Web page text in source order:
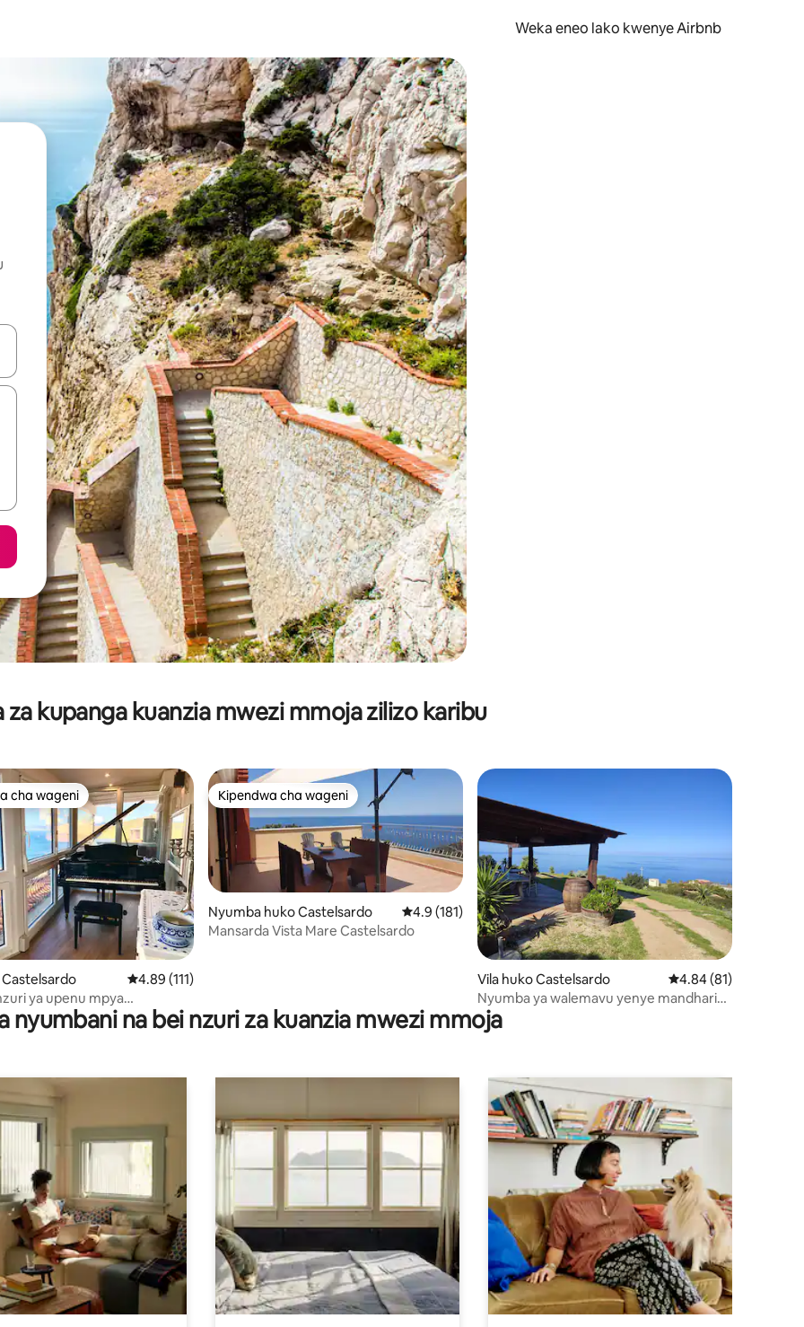
Weka eneo lako kwenye Airbnb
vya vishale vya juu na chini au uchunguze kwa kugusa au kutelezesha kidole kwenye ishara.
za kupanga kuanzia mwezi mmoja zilizo karibu
4.66 kati ya 5, tathmini 68
cha wageni
cha wageni
Ukadiriaji wa wastani wa 4.89 kati ya 5, tathmini 111
4.89 (111)
ya upenu mpya
wa bahari Castelsardo
Kipendwa cha wageni
Kipendwa cha wageni
Nyumba huko Castelsardo Ukadiriaji wa wastani wa 4.9 kati ya 5, tathmini 181
4.9 (181)
Mansarda Vista Mare Castelsardo
Vila huko Castelsardo Ukadiriaji wa wastani
4.84 (81)
Nyumba ya walemavu yenye mandhari
ya bahari
nyumbani na bei nzuri za kuanzia mwezi mmoja